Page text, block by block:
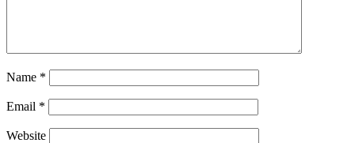
Name *
Email *
Website